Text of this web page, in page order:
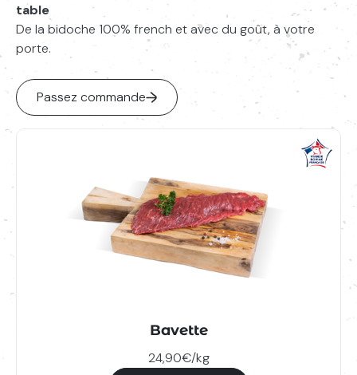
table
De la bidoche 100% french et avec du goût, à votre
porte.
Passez commande
Bavette
24,90€/kg